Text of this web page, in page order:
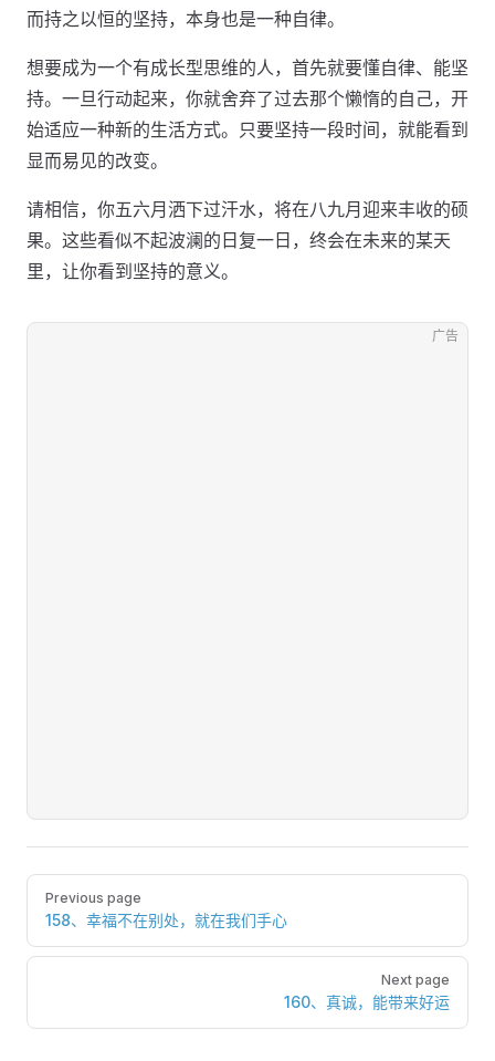
而持之以恒的坚持，本身也是一种自律。
想要成为一个有成长型思维的人，首先就要懂自律、能坚
持。一旦行动起来，你就舍弃了过去那个懒惰的自己，开
始适应一种新的生活方式。只要坚持一段时间，就能看到
显而易见的改变。
请相信，你五六月洒下过汗水，将在八九月迎来丰收的硕
果。这些看似不起波澜的日复一日，终会在未来的某天
里，让你看到坚持的意义。
广告
Pager
Previous page
158、幸福不在别处，就在我们手心
Next page
160、真诚，能带来好运